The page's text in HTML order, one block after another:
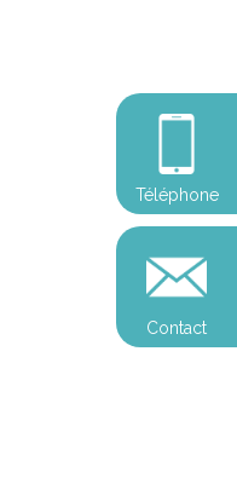
Téléphone
Contact